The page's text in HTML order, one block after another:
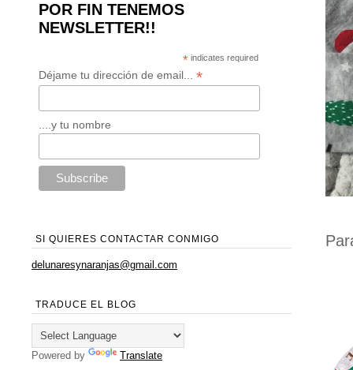
POR FIN TENEMOS
NEWSLETTER!!
* indicates required
Déjame tu dirección de email... *
....y tu nombre
SI QUIERES CONTACTAR CONMIGO
delunaresynaranjas@gmail.com
TRADUCE EL BLOG
Powered by Translate